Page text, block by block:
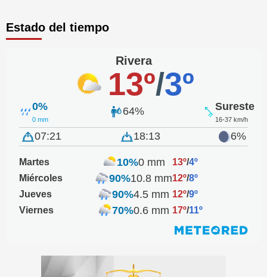
Estado del tiempo
Rivera
13º/3º
0%
0 mm
64% Sureste
16-37 km/h
07:21 18:13 6%
Martes 10%0 mm 13º/4º
Miércoles
90%10.8 mm12º/8º
Jueves
90%4.5 mm 12º/9º
Viernes
70%0.6 mm 17º/11º